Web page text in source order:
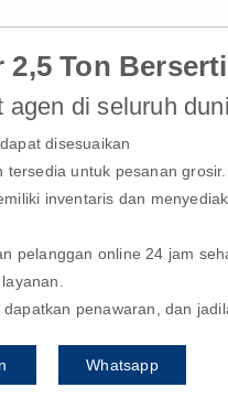
2,5 Ton
agen di seluruh
disesuaikan
tersedia untuk pesanan grosir.
inventaris dan
pelanggan online 24 jam
penawaran, dan
Whatsapp